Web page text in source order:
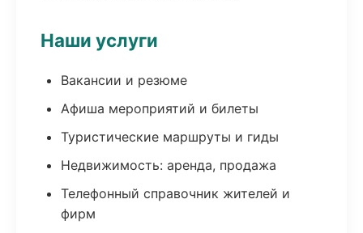
Наши услуги
Вакансии и резюме
Афиша мероприятий и билеты
Туристические маршруты и гиды
Недвижимость: аренда, продажа
Телефонный справочник жителей и
фирм